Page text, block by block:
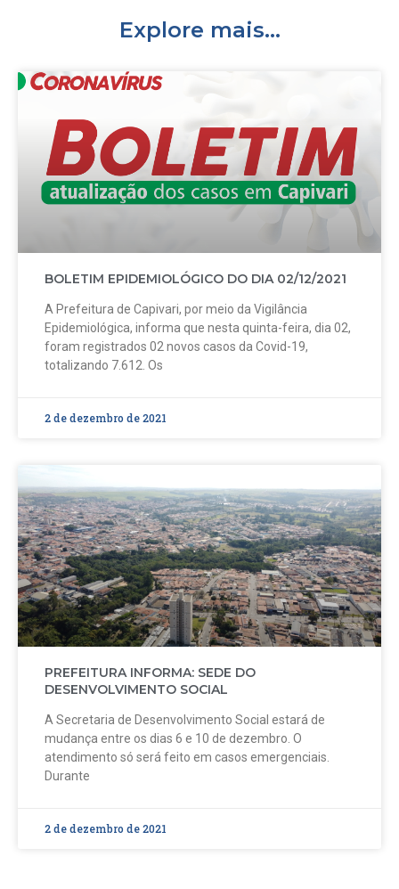
Explore mais...
BOLETIM EPIDEMIOLÓGICO DO DIA 02/12/2021
A Prefeitura de Capivari, por meio da Vigilância
Epidemiológica, informa que nesta quinta-feira, dia 02,
foram registrados 02 novos casos da Covid-19,
totalizando 7.612. Os
2 de dezembro de 2021
PREFEITURA INFORMA: SEDE DO
DESENVOLVIMENTO SOCIAL
A Secretaria de Desenvolvimento Social estará de
mudança entre os dias 6 e 10 de dezembro. O
atendimento só será feito em casos emergenciais.
Durante
2 de dezembro de 2021